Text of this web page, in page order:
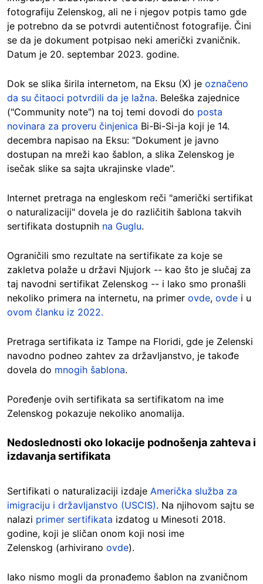
fotografiju Zelenskog, ali ne i njegov potpis tamo gde
je potrebno da se potvrdi autentičnost fotografije. Čini
se da je dokument potpisao neki američki zvaničnik.
Datum je 20. septembar 2023. godine.
Dok se slika širila internetom, na Eksu (X) je označeno
da su čitaoci potvrdili da je lažna. Beleška zajednice
("Community note") na toj temi dovodi do posta
novinara za proveru činjenica Bi-Bi-Si-ja koji je 14.
decembra napisao na Eksu: "Dokument je javno
dostupan na mreži kao šablon, a slika Zelenskog je
isečak slike sa sajta ukrajinske vlade".
Internet pretraga na engleskom reči "američki sertifikat
o naturalizaciji" dovela je do različitih šablona takvih
sertifikata dostupnih na Guglu.
Ograničili smo rezultate na sertifikate za koje se
zakletva polaže u državi Njujork -- kao što je slučaj za
taj navodni sertifikat Zelenskog -- i lako smo pronašli
nekoliko primera na internetu, na primer ovde, ovde i u
ovom članku iz 2022.
Pretraga sertifikata iz Tampe na Floridi, gde je Zelenski
navodno podneo zahtev za državljanstvo, je takođe
dovela do mnogih šablona.
Poređenje ovih sertifikata sa sertifikatom na ime
Zelenskog pokazuje nekoliko anomalija.
Nedoslednosti oko lokacije podnošenja zahteva i
izdavanja sertifikata
Sertifikati o naturalizaciji izdaje Američka služba za
imigraciju i državljanstvo (USCIS). Na njihovom sajtu se
nalazi primer sertifikata izdatog u Minesoti 2018.
godine, koji je sličan onom koji nosi ime
Zelenskog (arhivirano ovde).
Iako nismo mogli da pronađemo šablon na zvaničnom